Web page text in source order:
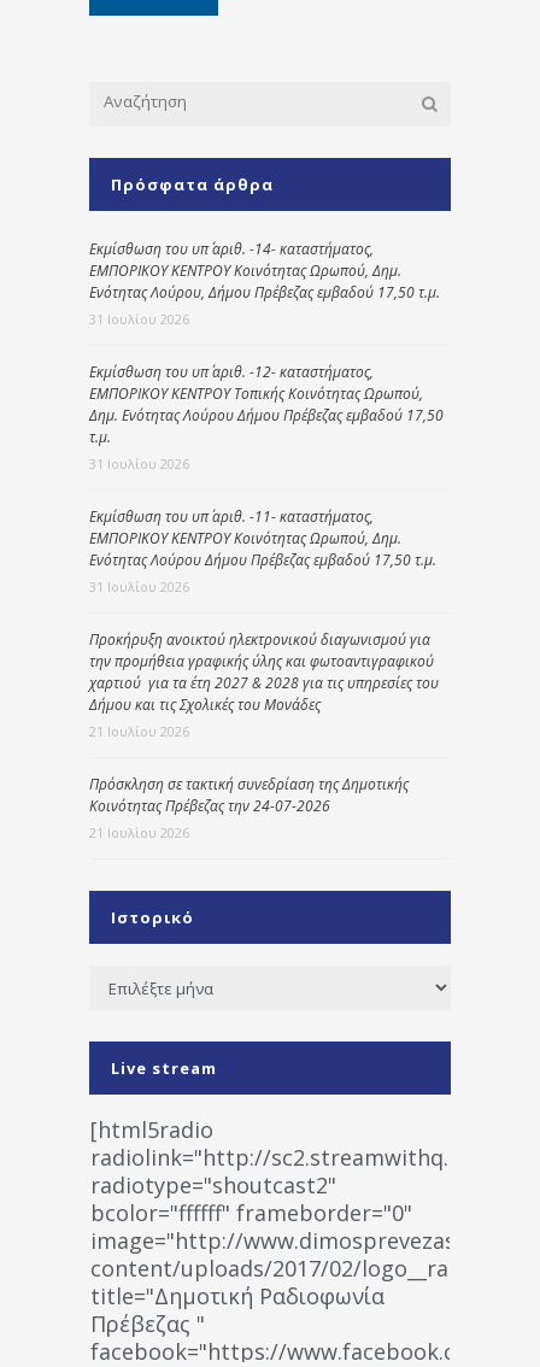
Πρόσφατα άρθρα
Εκμίσθωση του υπ΄ αριθ. -14- καταστήματος,
ΕΜΠΟΡΙΚΟΥ ΚΕΝΤΡΟΥ Κοινότητας Ωρωπού, Δημ.
Ενότητας Λούρου, Δήμου Πρέβεζας εμβαδού 17,50 τ.μ.
31 Ιουλίου 2026
Εκμίσθωση του υπ΄ αριθ. -12- καταστήματος,
ΕΜΠΟΡΙΚΟΥ ΚΕΝΤΡΟΥ Τοπικής Κοινότητας Ωρωπού,
Δημ. Ενότητας Λούρου Δήμου Πρέβεζας εμβαδού 17,50
τ.μ.
31 Ιουλίου 2026
Εκμίσθωση του υπ΄ αριθ. -11- καταστήματος,
ΕΜΠΟΡΙΚΟΥ ΚΕΝΤΡΟΥ Κοινότητας Ωρωπού, Δημ.
Ενότητας Λούρου Δήμου Πρέβεζας εμβαδού 17,50 τ.μ.
31 Ιουλίου 2026
Προκήρυξη ανοικτού ηλεκτρονικού διαγωνισμού για
την προμήθεια γραφικής ύλης και φωτοαντιγραφικού
χαρτιού για τα έτη 2027 & 2028 για τις υπηρεσίες του
Δήμου και τις Σχολικές του Μονάδες
21 Ιουλίου 2026
Πρόσκληση σε τακτική συνεδρίαση της Δημοτικής
Κοινότητας Πρέβεζας την 24-07-2026
21 Ιουλίου 2026
Ιστορικό
Ιστορικό
Live stream
[html5radio
radiolink="http://
radiotype="shoutcast2"
bcolor="ffffff" frameborder="0"
image="http://www.dimosprevezas.gr/wp-
content/uploads/2017/02/
title="Δημοτική Ραδιοφωνία
Πρέβεζας "
facebook="https://www.facebook.com/